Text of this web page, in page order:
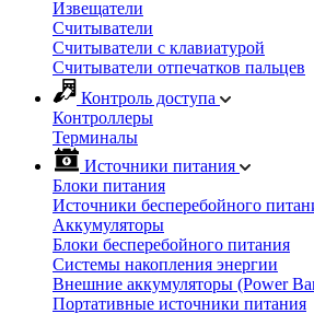
Извещатели
Считыватели
Cчитыватели с клавиатурой
Cчитыватели отпечатков пальцев
Контроль доступа
Контроллеры
Терминалы
Источники питания
Блоки питания
Источники бесперебойного
Аккумуляторы
Блоки бесперебойного питания
Системы накопления энергии
Внешние аккумуляторы (Power
Портативные источники питания